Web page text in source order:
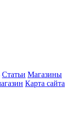
Статьи Магазины
Карта сайта